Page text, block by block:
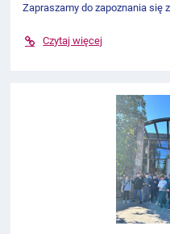
Zapraszamy do zapoznania się
Czytaj więcej